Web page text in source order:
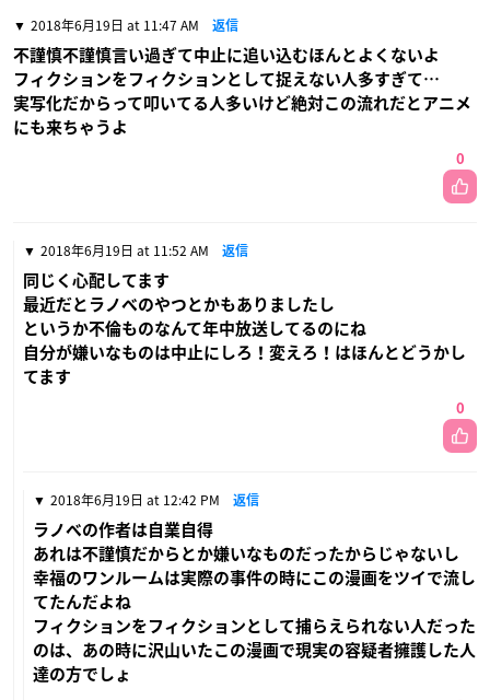
2018年6月19日 at 11:47 AM 返信
不謹慎不謹慎言い過ぎて中止に追い込むほんとよくないよ
フィクションをフィクションとして捉えない人多すぎて…
実写化だからって叩いてる人多いけど絶対この流れだとアニメ
にも来ちゃうよ
0
2018年6月19日 at 11:52 AM 返信
同じく心配してます
最近だとラノベのやつとかもありましたし
というか不倫ものなんて年中放送してるのにね
自分が嫌いなものは中止にしろ！変えろ！はほんとどうかし
てます
0
2018年6月19日 at 12:42 PM 返信
ラノベの作者は自業自得
あれは不謹慎だからとか嫌いなものだったからじゃないし
幸福のワンルームは実際の事件の時にこの漫画をツイで流し
てたんだよね
フィクションをフィクションとして捕らえられない人だった
のは、あの時に沢山いたこの漫画で現実の容疑者擁護した人
達の方でしょ